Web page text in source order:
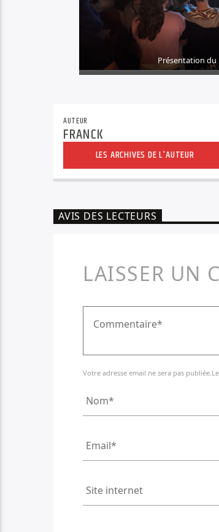
Présentation du
AUTEUR
FRANCK
LES ARCHIVES DE L'AUTEUR
AVIS DES LECTEURS
LAISSER UN
Votre adresse email ne sera pas